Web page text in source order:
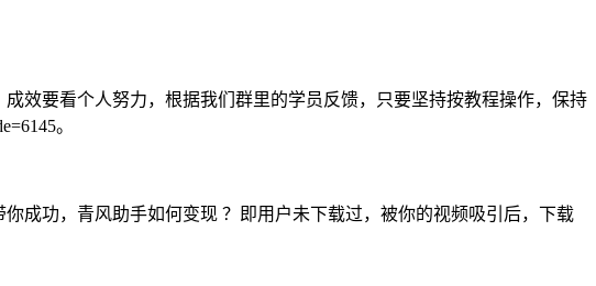
效要看个人努力，根据我们群里的学员反馈，只要坚持按教程操作，保持
。
成功，青风助手如何变现 ？即用户未下载过，被你的视频吸引后，下载